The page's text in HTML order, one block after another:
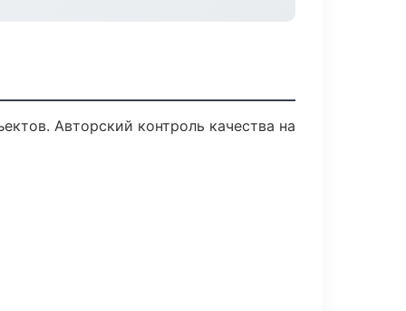
Авторский контроль качества на